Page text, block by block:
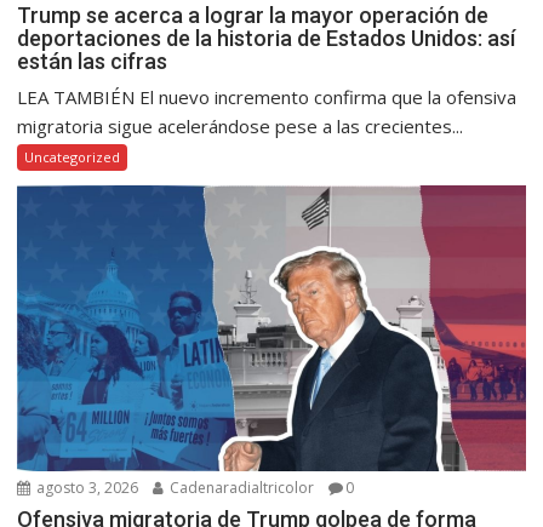
Trump se acerca a lograr la mayor operación de
deportaciones de la historia de Estados Unidos: así
están las cifras
LEA TAMBIÉN El nuevo incremento confirma que la ofensiva
migratoria sigue acelerándose pese a las crecientes...
Uncategorized
agosto 3, 2026 Cadenaradialtricolor 0
Ofensiva migratoria de Trump golpea de forma